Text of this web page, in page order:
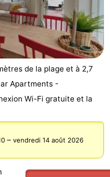
de la plage et à 2,7
Apartments -
Wi-Fi gratuite et la
– vendredi 14 août 2026